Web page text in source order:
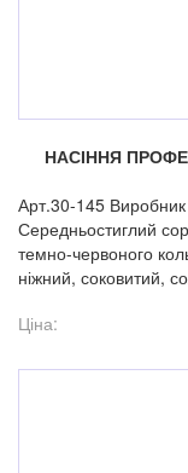
НАСІННЯ
Арт.30-145
Середньостиглий
темно-червоного
ніжний, соковитий,
Ціна: